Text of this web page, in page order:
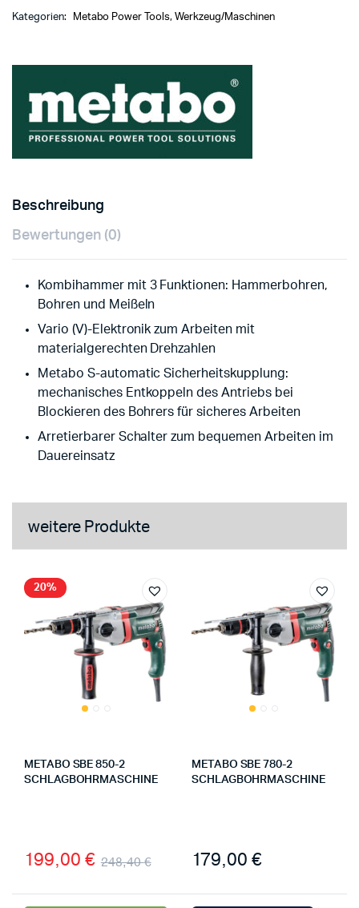
Kategorien: Metabo Power Tools,Werkzeug/Maschinen
Beschreibung
Bewertungen (0)
Kombihammer mit 3 Funktionen: Hammerbohren,
Bohren und Meißeln
Vario (V)-Elektronik zum Arbeiten mit
materialgerechten Drehzahlen
Metabo S-automatic Sicherheitskupplung:
mechanisches Entkoppeln des Antriebs bei
Blockieren des Bohrers für sicheres Arbeiten
Arretierbarer Schalter zum bequemen Arbeiten im
Dauereinsatz
weitere Produkte
20%
METABO SBE 850-2
SCHLAGBOHRMASCHINE
248,40€
199,00 €
METABO SBE 780-2
SCHLAGBOHRMASCHINE
179,00 €